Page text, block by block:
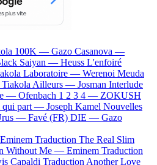
100K — Gazo Casanova —
Saiyan — Heuss L'enfoiré
Laboratoire — Werenoi Meuda
Ailleurs — Josman Interlude
— Ofenbach 1 2 3 4 — ZOKUSH
qui part — Joseph Kamel Nouvelles
— Favé (FR) DIE — Gazo
Eminem Traduction The Real Slim
Without Me — Eminem Traduction
Capaldi Traduction Another Love